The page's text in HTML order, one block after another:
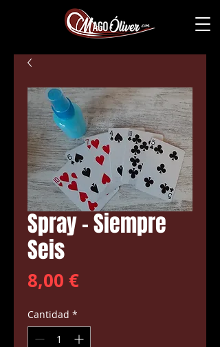
Spray - Siempre
Seis
8,00 €Precio
Cantidad *